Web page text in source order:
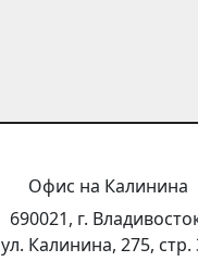
Офис на Калинина
690021, г.
ул. Калинина, 275, стр.